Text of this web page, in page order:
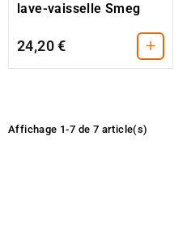
lave-vaisselle Smeg
24,20 € +
Affichage 1-7 de 7 article(s)